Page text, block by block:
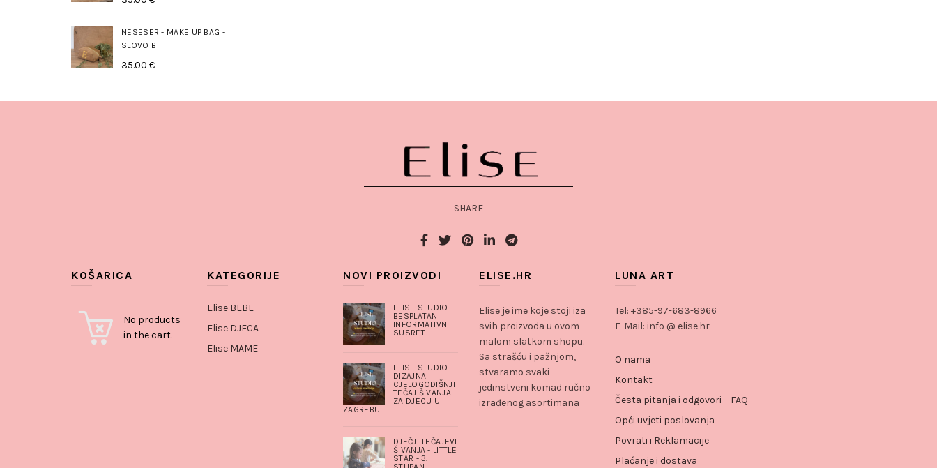
NESESER - MAKE UP BAG -
SLOVO B
35.00 €
SHARE
KOŠARICA
No products
in the cart.
KATEGORIJE
Elise BEBE
Elise DJECA
Elise MAME
NOVI PROIZVODI
ELISE STUDIO -
BESPLATAN
INFORMATIVNI
SUSRET
ELISE STUDIO
DIZAJNA
CJELOGODIŠNJI
TEČAJ ŠIVANJA
ZA DJECU U
ZAGREBU
DJEČJI TEČAJEVI
ŠIVANJA - LITTLE
STAR - 3.
ELISE.HR
Elise je ime koje stoji iza
svih proizvoda u ovom
malom slatkom shopu.
Sa strašću i pažnjom,
stvaramo svaki
jedinstveni komad ručno
izrađenog asortimana
LUNA ART
Tel: +385-97-683-8966
E-Mail: info @ elise.hr
O nama
Kontakt
Česta pitanja i odgovori – FAQ
Opći uvjeti poslovanja
Povrati i Reklamacije
Plaćanje i dostava